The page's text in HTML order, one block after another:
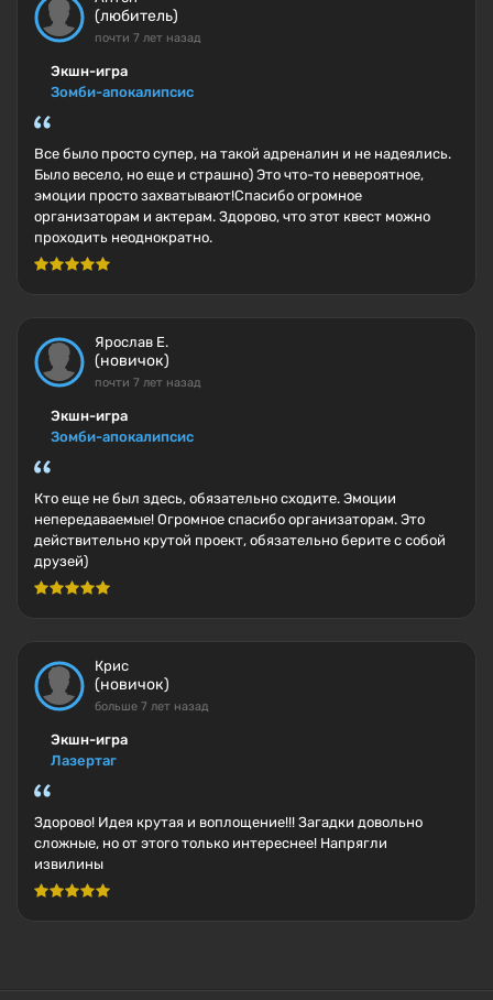
(любитель)
почти 7 лет назад
Экшн-игра
Зомби-апокалипсис
Все было просто супер, на такой адреналин и не надеялись.
Было весело, но еще и страшно) Это что-то невероятное,
эмоции просто захватывают!Спасибо огромное
организаторам и актерам. Здорово, что этот квест можно
проходить неоднократно.
Ярослав Е.
(новичок)
почти 7 лет назад
Экшн-игра
Зомби-апокалипсис
Кто еще не был здесь, обязательно сходите. Эмоции
непередаваемые! Огромное спасибо организаторам. Это
действительно крутой проект, обязательно берите с собой
друзей)
Крис
(новичок)
больше 7 лет назад
Экшн-игра
Лазертаг
Здорово! Идея крутая и воплощение!!! Загадки довольно
сложные, но от этого только интереснее! Напрягли
извилины